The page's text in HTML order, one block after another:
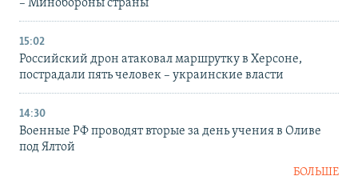
– Минобороны страны
15:02
Российский дрон атаковал маршрутку в Херсоне,
пострадали пять человек – украинские власти
14:30
Военные РФ проводят вторые за день учения в Оливе
под Ялтой
БОЛЬШЕ